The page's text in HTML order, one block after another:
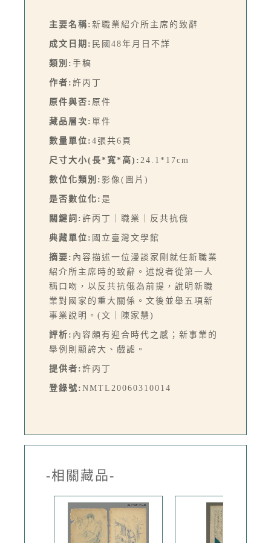
主要名稱: 新職業紹介所主席的致辭
成文日期: 民國48年月日不詳
類別: 手稿
作者: 許丙丁
原件與否: 原件
藏品層次: 單件
數量單位: 4張共6頁
尺寸大小(長*寬*高): 24.1*17cm
數位化類別: 影像(圖片)
是否數位化: 是
關鍵詞: 許丙丁｜職業｜反共抗俄
典藏單位: 國立臺灣文學館
摘要: 內容描述一位漫談家剛就任新職業
紹介所主席時的致辭。述說者從第一人
稱口吻，以反共抗俄為前提，說明新職
業對國家的重大關係。文後並舉五項新
事業說明。(文｜陳家慧)
評析: 內容頗有迎合時代之感；新事業的
舉例則顯誇大、戲謔。
提供者: 許丙丁
登錄號: NMTL20060310014
-相關藏品-